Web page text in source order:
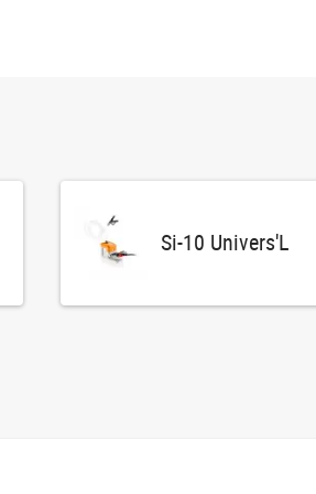
Si-10 Univers'L